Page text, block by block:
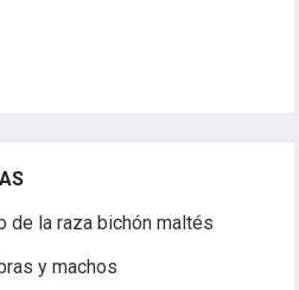
de la raza bichón maltés
y machos